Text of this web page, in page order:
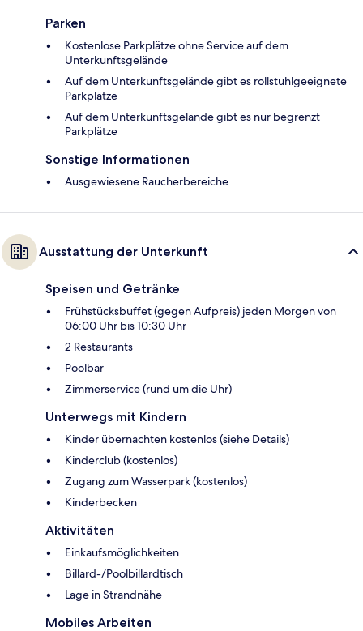
Parken
Kostenlose Parkplätze ohne Service auf dem
Unterkunftsgelände
Auf dem Unterkunftsgelände gibt es rollstuhlgeeignete
Parkplätze
Auf dem Unterkunftsgelände gibt es nur begrenzt
Parkplätze
Sonstige Informationen
Ausgewiesene Raucherbereiche
Ausstattung der Unterkunft
Speisen und Getränke
Frühstücksbuffet (gegen Aufpreis) jeden Morgen von
06:00 Uhr bis 10:30 Uhr
2 Restaurants
Poolbar
Zimmerservice (rund um die Uhr)
Unterwegs mit Kindern
Kinder übernachten kostenlos (siehe Details)
Kinderclub (kostenlos)
Zugang zum Wasserpark (kostenlos)
Kinderbecken
Aktivitäten
Einkaufsmöglichkeiten
Billard-/Poolbillardtisch
Lage in Strandnähe
Mobiles Arbeiten